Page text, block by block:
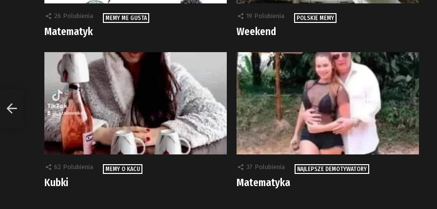
26 Polubienia MEMY ME GUSTA
Matematyk
19 Polubienia POLSKIE MEMY
Weekend
62 Polubienia MEMY O KACU
Kubki
37 Polubienia NAJLEPSZE DEMOTYWATORY
Matematyka